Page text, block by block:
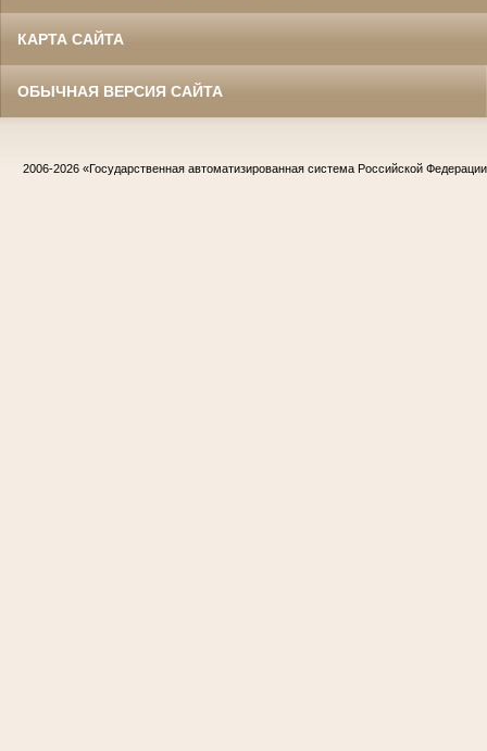
КАРТА САЙТА
ОБЫЧНАЯ ВЕРСИЯ САЙТА
2006-2026 «Государственная автоматизированная система Российской